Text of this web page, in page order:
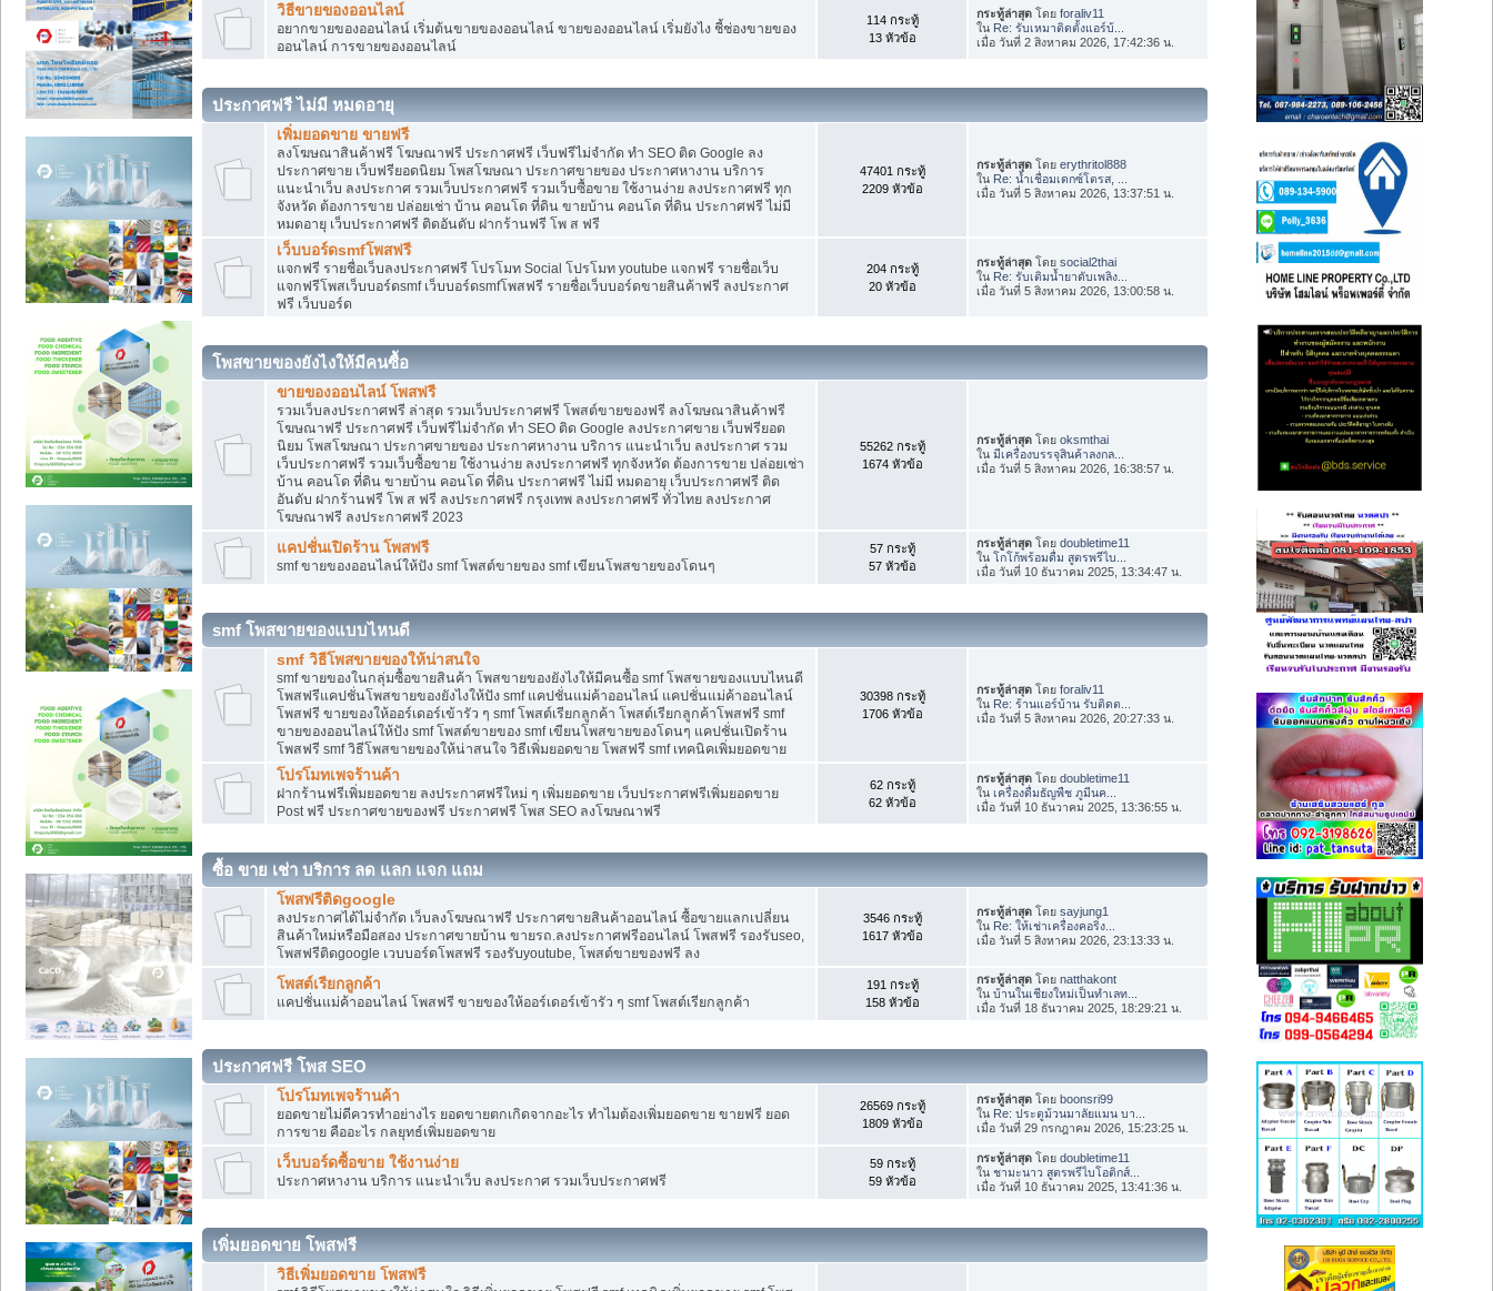
วิธีขายของออนไลน์
อยากขายของออนไลน์ เริ่มต้นขายของออนไลน์ ขายของออนไลน์ เริ่มยังไง ชี้ช่องขายของ
ออนไลน์ การขายของออนไลน์
114 กระทู้
13 หัวข้อ
กระทู้ล่าสุด โดยforaliv11
ใน Re: รับเหมาติดตั้งแอร์บ้...
เมื่อ วันที่ 2 สิงหาคม 2026, 17:42:36 น.
ประกาศฟรี ไม่มี หมดอายุ
เพิ่มยอดขาย ขายฟรี
ลงโฆษณาสินค้าฟรี โฆษณาฟรี ประกาศฟรี เว็บฟรีไม่จำกัด ทำ SEO ติด Google ลง
ประกาศขาย เว็บฟรียอดนิยม โพสโฆษณา ประกาศขายของ ประกาศหางาน บริการ
แนะนำเว็บ ลงประกาศ รวมเว็บประกาศฟรี รวมเว็บซื้อขาย ใช้งานง่าย ลงประกาศฟรี ทุก
จังหวัด ต้องการขาย ปล่อยเช่า บ้าน คอนโด ที่ดิน ขายบ้าน คอนโด ที่ดิน ประกาศฟรี ไม่มี
หมดอายุ เว็บประกาศฟรี ติดอันดับ ฝากร้านฟรี โพ ส ฟรี
47401 กระทู้
2209 หัวข้อ
กระทู้ล่าสุด โดยerythritol888
ใน Re: น้ำเชื่อมเดกซ์โตรส, ...
เมื่อ วันที่ 5 สิงหาคม 2026, 13:37:51 น.
เว็บบอร์ดsmfโพสฟรี
แจกฟรี รายชื่อเว็บลงประกาศฟรี โปรโมท Social โปรโมท youtube แจกฟรี รายชื่อเว็บ
แจกฟรีโพสเว็บบอร์ดsmf เว็บบอร์ดsmfโพสฟรี รายชื่อเว็บบอร์ดขายสินค้าฟรี ลงประกาศ
ฟรี เว็บบอร์ด
204 กระทู้
20 หัวข้อ
กระทู้ล่าสุด โดยsocial2thai
ใน Re: รับเติมน้ำยาดับเพลิง...
เมื่อ วันที่ 5 สิงหาคม 2026, 13:00:58 น.
โพสขายของยังไงให้มีคนซื้อ
ขายของออนไลน์ โพสฟรี
รวมเว็บลงประกาศฟรี ล่าสุด รวมเว็บประกาศฟรี โพสต์ขายของฟรี ลงโฆษณาสินค้าฟรี
โฆษณาฟรี ประกาศฟรี เว็บฟรีไม่จำกัด ทำ SEO ติด Google ลงประกาศขาย เว็บฟรียอด
นิยม โพสโฆษณา ประกาศขายของ ประกาศหางาน บริการ แนะนำเว็บ ลงประกาศ รวม
เว็บประกาศฟรี รวมเว็บซื้อขาย ใช้งานง่าย ลงประกาศฟรี ทุกจังหวัด ต้องการขาย ปล่อยเช่า
บ้าน คอนโด ที่ดิน ขายบ้าน คอนโด ที่ดิน ประกาศฟรี ไม่มี หมดอายุ เว็บประกาศฟรี ติด
อันดับ ฝากร้านฟรี โพ ส ฟรี ลงประกาศฟรี กรุงเทพ ลงประกาศฟรี ทั่วไทย ลงประกาศ
โฆษณาฟรี ลงประกาศฟรี 2023
55262 กระทู้
1674 หัวข้อ
กระทู้ล่าสุด โดยoksmthai
ในมีเครื่องบรรจุสินค้าลงกล...
เมื่อ วันที่ 5 สิงหาคม 2026, 16:38:57 น.
แคปชั่นเปิดร้าน โพสฟรี
smf ขายของออนไลน์ให้ปัง smf โพสต์ขายของ smf เขียนโพสขายของโดนๆ
57 กระทู้
57 หัวข้อ
กระทู้ล่าสุด โดยdoubletime11
ในโกโก้พร้อมดื่ม สูตรพรีไบ...
เมื่อ วันที่ 10 ธันวาคม 2025, 13:34:47 น.
smf โพสขายของแบบไหนดี
smf วิธีโพสขายของให้น่าสนใจ
smf ขายของในกลุ่มซื้อขายสินค้า โพสขายของยังไงให้มีคนซื้อ smf โพสขายของแบบไหนดี
โพสฟรีแคปชั่นโพสขายของยังไงให้ปัง smf แคปชั่นแม่ค้าออนไลน์ แคปชั่นแม่ค้าออนไลน์
โพสฟรี ขายของให้ออร์เดอร์เข้ารัว ๆ smf โพสต์เรียกลูกค้า โพสต์เรียกลูกค้าโพสฟรี smf
ขายของออนไลน์ให้ปัง smf โพสต์ขายของ smf เขียนโพสขายของโดนๆ แคปชั่นเปิดร้าน
โพสฟรี smf วิธีโพสขายของให้น่าสนใจ วิธีเพิ่มยอดขาย โพสฟรี smf เทคนิคเพิ่มยอดขาย
30398 กระทู้
1706 หัวข้อ
กระทู้ล่าสุด โดยforaliv11
ใน Re: ร้านแอร์บ้าน รับติดต...
เมื่อ วันที่ 5 สิงหาคม 2026, 20:27:33 น.
โปรโมทเพจร้านค้า
ฝากร้านฟรีเพิ่มยอดขาย ลงประกาศฟรีใหม่ ๆ เพิ่มยอดขาย เว็บประกาศฟรีเพิ่มยอดขาย
Post ฟรี ประกาศขายของฟรี ประกาศฟรี โพส SEO ลงโฆษณาฟรี
62 กระทู้
62 หัวข้อ
กระทู้ล่าสุด โดยdoubletime11
ในเครื่องดื่มธัญพืช ภูมีนค...
เมื่อ วันที่ 10 ธันวาคม 2025, 13:36:55 น.
ซื้อ ขาย เช่า บริการ ลด แลก แจก แถม
โพสฟรีติดgoogle
ลงประกาศได้ไม่จำกัด เว็บลงโฆษณาฟรี ประกาศขายสินค้าออนไลน์ ซื้อขายแลกเปลี่ยน
สินค้าใหม่หรือมือสอง ประกาศขายบ้าน ขายรถ.ลงประกาศฟรีออนไลน์ โพสฟรี รองรับseo,
โพสฟรีติดgoogle เวบบอร์ดโพสฟรี รองรับyoutube, โพสต์ขายของฟรี ลง
3546 กระทู้
1617 หัวข้อ
กระทู้ล่าสุด โดยsayjung1
ใน Re: ให้เช่าเครื่องคอริ่ง...
เมื่อ วันที่ 5 สิงหาคม 2026, 23:13:33 น.
โพสต์เรียกลูกค้า
แคปชั่นแม่ค้าออนไลน์ โพสฟรี ขายของให้ออร์เดอร์เข้ารัว ๆ smf โพสต์เรียกลูกค้า
191 กระทู้
158 หัวข้อ
กระทู้ล่าสุด โดยnatthakont
ในบ้านในเชียงใหม่เป็นทำเลท...
เมื่อ วันที่ 18 ธันวาคม 2025, 18:29:21 น.
ประกาศฟรี โพส SEO
โปรโมทเพจร้านค้า
ยอดขายไม่ดีควรทำอย่างไร ยอดขายตกเกิดจากอะไร ทำไมต้องเพิ่มยอดขาย ขายฟรี ยอด
การขาย คืออะไร กลยุทธ์เพิ่มยอดขาย
26569 กระทู้
1809 หัวข้อ
กระทู้ล่าสุด โดยboonsri99
ใน Re: ประตูม้วนมาลัยแมน บา...
เมื่อ วันที่ 29 กรกฎาคม 2026, 15:23:25 น.
เว็บบอร์ดซื้อขาย ใช้งานง่าย
ประกาศหางาน บริการ แนะนำเว็บ ลงประกาศ รวมเว็บประกาศฟรี
59 กระทู้
59 หัวข้อ
กระทู้ล่าสุด โดยdoubletime11
ในชามะนาว สูตรพรีไบโอติกส์...
เมื่อ วันที่ 10 ธันวาคม 2025, 13:41:36 น.
เพิ่มยอดขาย โพสฟรี
วิธีเพิ่มยอดขาย โพสฟรี